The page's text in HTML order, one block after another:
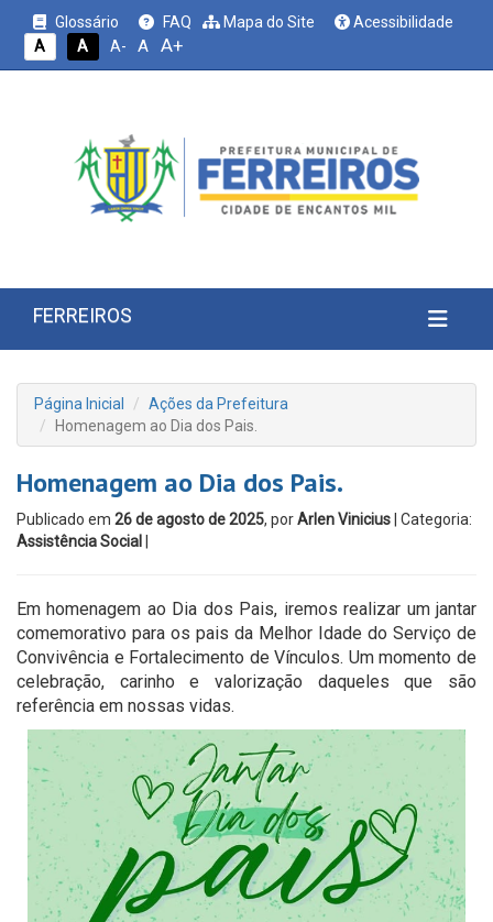
Glossário FAQ Mapa do Site
Acessibilidade
A
A A- A A+
FERREIROS
Página Inicial
Ações da Prefeitura
Homenagem ao Dia dos Pais.
Homenagem ao Dia dos Pais.
Publicado em 26 de agosto de 2025, porArlen Vinicius | Categoria:
Assistência Social
Em homenagem ao Dia dos Pais, iremos realizar um jantar
comemorativo para os pais da Melhor Idade do Serviço de
Convivência e Fortalecimento de Vínculos. Um momento de
celebração, carinho e valorização daqueles que são
referência em nossas vidas.